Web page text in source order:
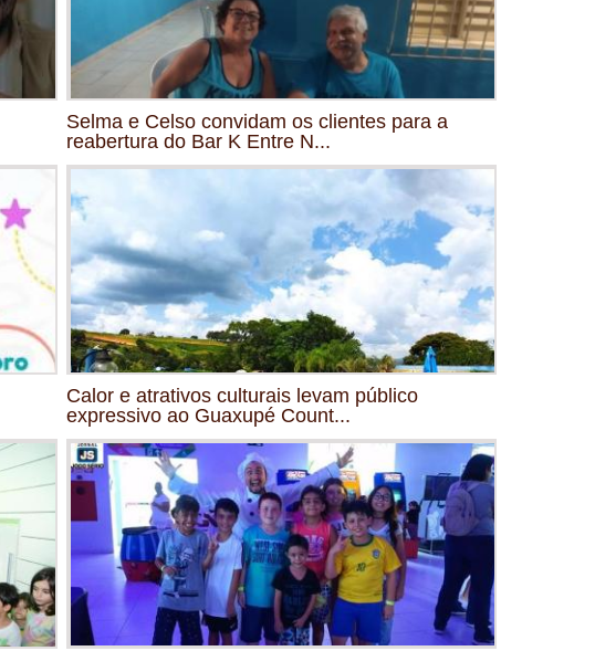
Selma e Celso convidam os clientes para a
reabertura do Bar K Entre N...
Calor e atrativos culturais levam público
expressivo ao Guaxupé Count...